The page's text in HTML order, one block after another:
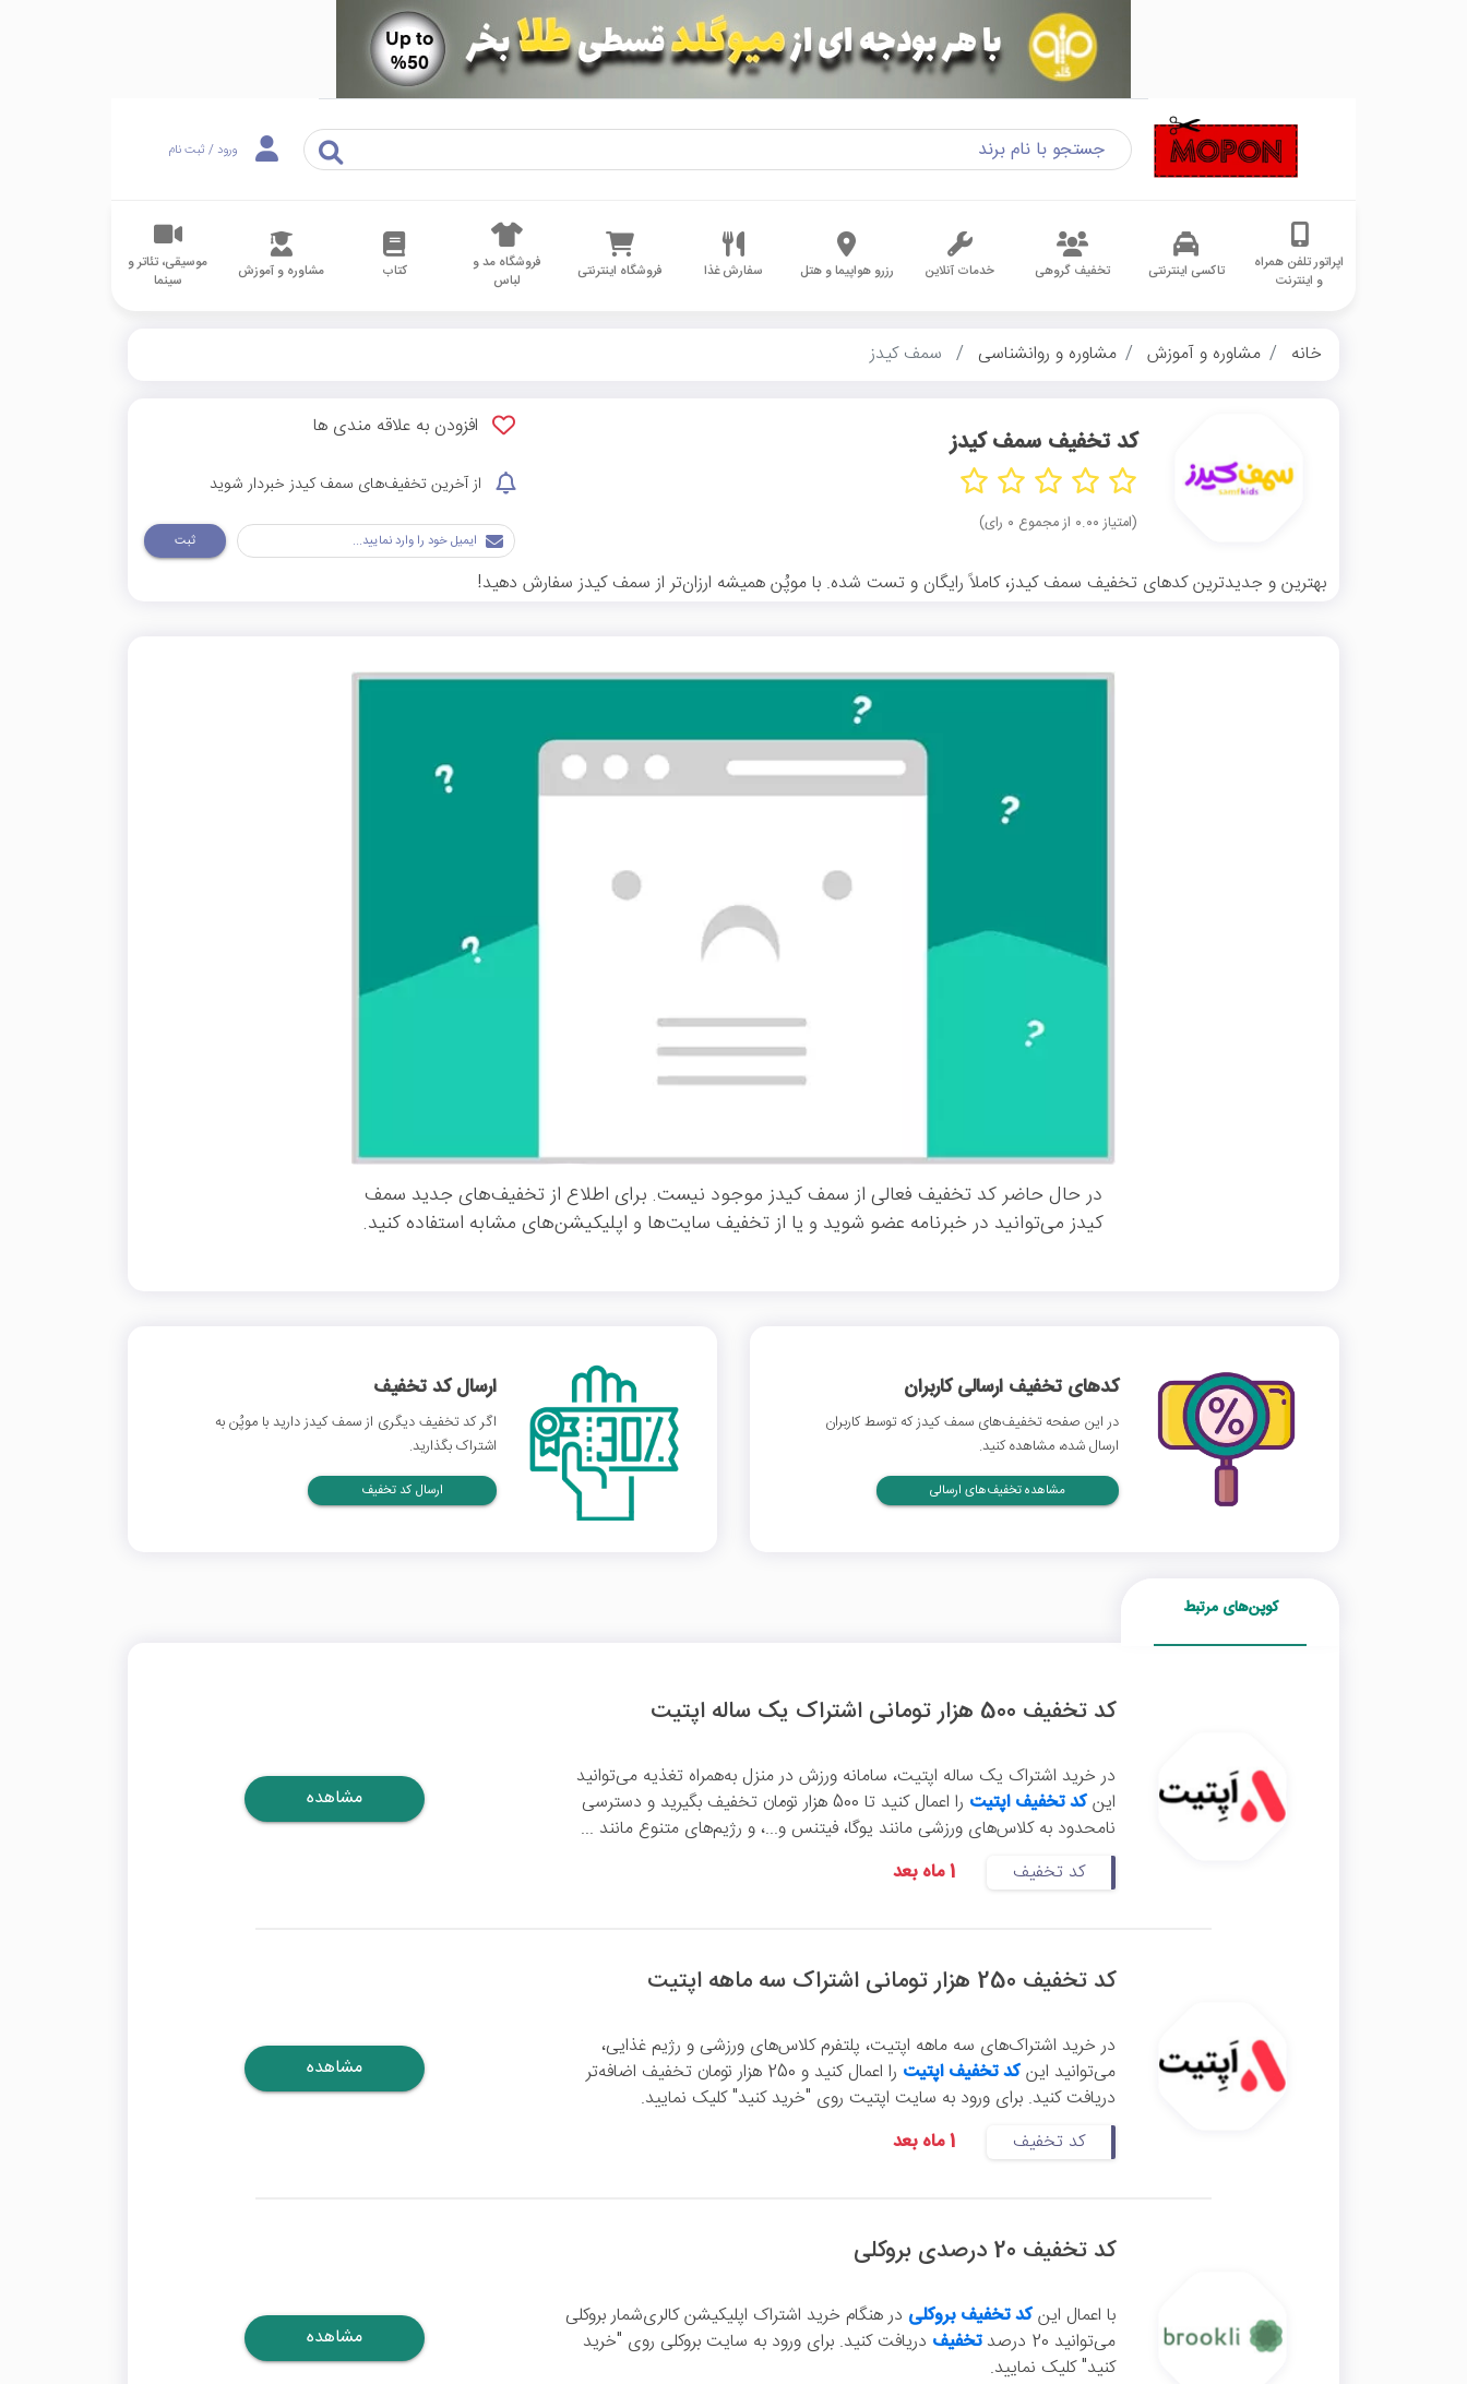
ورود / ثبت نام
اپراتور تلفن همراه
و اینترنت
تاکسی اینترنتی تخفیف گروهی خدمات آنلاین رزرو هواپیما و هتل سفارش غذا فروشگاه اینترنتی
فروشگاه مد و
لباس
کتاب مشاوره و آموزش
موسیقی، تئاتر و
سینما
خانه مشاوره و آموزش مشاوره و روانشناسی سمف کیدز
کد تخفیف سمف کیدز
(امتیاز ۰.۰۰ از مجموع ۰ رای)
افزودن به علاقه مندی ها
از آخرین تخفیف‌های سمف کیدز خبردار شوید
ثبت
بهترین و جدیدترین کدهای تخفیف سمف کیدز، کاملاً رایگان و تست شده. با موپُن همیشه ارزان‌تر از سمف کیدز سفارش دهید!
در حال حاضر کد تخفیف فعالی از سمف کیدز موجود نیست. برای اطلاع از تخفیف‌های جدید سمف
کیدز می‌توانید در خبرنامه عضو شوید و یا از تخفیف سایت‌ها و اپلیکیشن‌های مشابه استفاده کنید.
کدهای تخفیف ارسالی کاربران
در این صفحه تخفیف‌های سمف کیدز که توسط کاربران
ارسال شده، مشاهده کنید.
مشاهده تخفیف‌های ارسالی
ارسال کد تخفیف
اگر کد تخفیف دیگری از سمف کیدز دارید با موپُن به
اشتراک بگذارید.
ارسال کد تخفیف
کوپن‌های مرتبط
کد تخفیف 500 هزار تومانی اشتراک یک ساله اپتیت
در خرید اشتراک یک ساله اپتیت، سامانه ورزش در منزل به‌همراه تغذیه می‌توانید
اینکد تخفیف اپتیت
را اعمال کنید تا 500 هزار تومان تخفیف بگیرید و دسترسی
نامحدود به کلاس‌های ورزشی مانند یوگا، فیتنس و...، و رژیم‌های متنوع مانند ...
کد تخفیف
1 ماه بعد
مشاهده
کد تخفیف 250 هزار تومانی اشتراک سه ماهه اپتیت
در خرید اشتراک‌های سه ماهه اپتیت، پلتفرم کلاس‌های ورزشی و رژیم غذایی،
می‌توانید اینکد تخفیف اپتیت
را اعمال کنید و 250 هزار تومان تخفیف اضافه‌تر
دریافت کنید. برای ورود به سایت اپتیت روی "خرید کنید" کلیک نمایید.
کد تخفیف
1 ماه بعد
مشاهده
کد تخفیف 20 درصدی بروکلی
با اعمال اینکد تخفیف بروکلی در هنگام خرید اشتراک اپلیکیشن کالری‌شمار بروکلی
می‌توانید 20 درصد
تخفیف دریافت کنید. برای ورود به سایت بروکلی روی "خرید
کنید" کلیک نمایید.
مشاهده